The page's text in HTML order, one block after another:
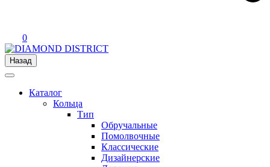
0
Назад
Каталог
Кольца
Тип
Обручальные
Помолвочные
Классические
Дизайнерские